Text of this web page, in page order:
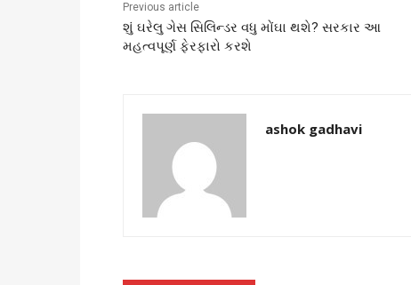
Previous article
શું ઘરેલુ ગેસ સિલિન્ડર વધુ મોંઘા થશે? સરકાર આ
મહત્વપૂર્ણ ફેરફારો કરશે
ashok gadhavi